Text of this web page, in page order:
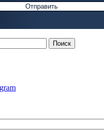
Поиск